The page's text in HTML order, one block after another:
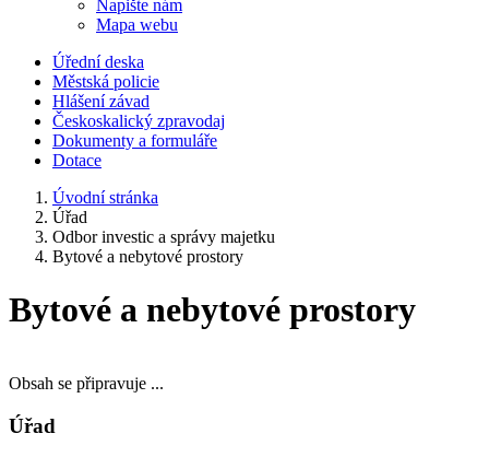
Napište nám
Mapa webu
Úřední deska
Městská policie
Hlášení závad
Českoskalický zpravodaj
Dokumenty a formuláře
Dotace
Úvodní stránka
Úřad
Odbor investic a správy majetku
Bytové a nebytové prostory
Bytové a nebytové prostory
Obsah se připravuje ...
Úřad